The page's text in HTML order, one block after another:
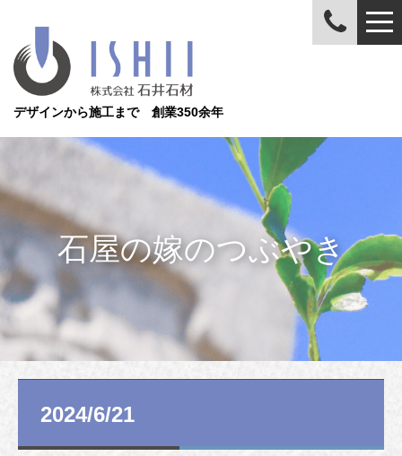
デザインから施工まで 創業350余年
石屋の嫁のつぶやき
2024/6/21